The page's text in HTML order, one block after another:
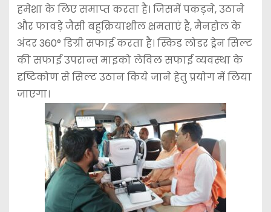
हमेशा के लिए समाप्त करता है। जिसमें पकड़ने, उठाने
और फावड़े जैसी बहुक्रियाशील क्षमताएं है, मैनहोल के
अंदर 360° डिग्री सफाई करता है। स्किड लोडर ड्रेन सिल्ट
की सफाई उपरान्त माइको लेविल सफाई व्यवस्था के
दृष्टिकोण से सिल्ट उठान किये जाने हेतु प्रयोग में लिया
जाएगा।